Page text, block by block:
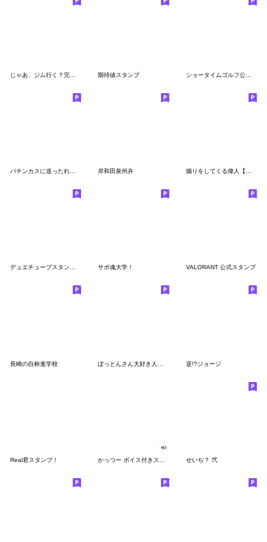
期待値スタンプ ショータイムゴルフ公式スタンプ
岸和田泉州弁
デュエチューブスタンプ 名場面BEST サポ魂大学！ VALORANT 公式スタンプ
長崎の自称進学校 逆!?ジョージ
Real君スタンプ！ せいぢ？ 弐